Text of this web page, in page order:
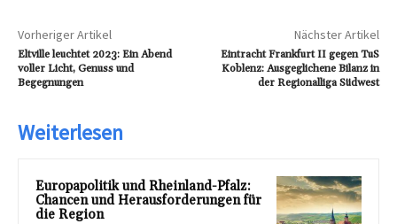
Vorheriger Artikel
Eltville leuchtet 2023: Ein Abend
voller Licht, Genuss und
Begegnungen
Nächster Artikel
Eintracht Frankfurt II gegen TuS
Koblenz: Ausgeglichene Bilanz in
der Regionalliga Südwest
Weiterlesen
Europapolitik und Rheinland-Pfalz:
Chancen und Herausforderungen für
die Region